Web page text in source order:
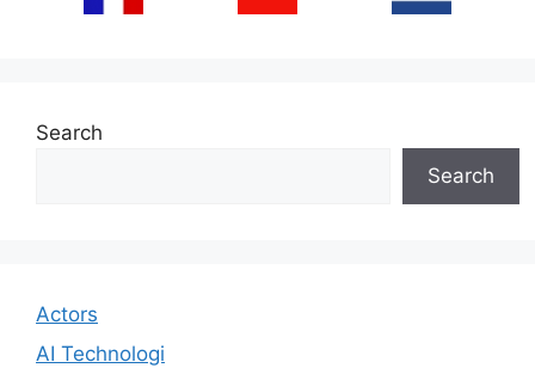
Search
Search
Actors
AI Technologi